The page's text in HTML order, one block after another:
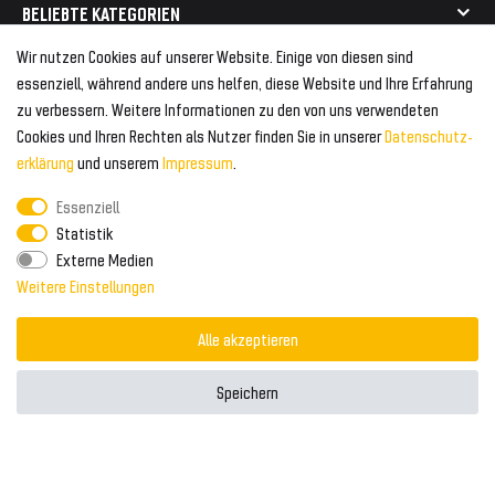
Wir nutzen Cookies auf unserer Website. Einige von diesen sind
essenziell, während andere uns helfen, diese Website und Ihre Erfahrung
zu verbessern. Weitere Informationen zu den von uns verwendeten
Cookies und Ihren Rechten als Nutzer finden Sie in unsererDaten­schutz­
erklärung und unserem Impressum.
Essenziell
Statistik
Externe Medien
Weitere Einstellungen
Alle akzeptieren
Speichern
Geeignet für Mercedes
Geeignet für Audi
BELIEBTE KATEGORIEN
Frontspoiler
Heckspoiler
Kabelbäume
Kühlergrill
FOLGEN SIE UNS AUF
Tuning Fanatics
ZAHLUNG & VERSAND
Zahlungsanbieter
Versand & Zahlung
WELTWEITER VERSAND
© 2026 Tuning Fanatics